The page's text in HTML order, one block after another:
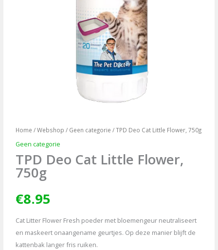
Home /Webshop / Geen categorie / TPD Deo Cat Little Flower, 750g
Geen categorie
TPD Deo Cat Little Flower,
750g
€8.95
Cat Litter Flower Fresh poeder met bloemengeur neutraliseert
en maskeert onaangename geurtjes. Op deze manier blijft de
kattenbak langer fris ruiken.